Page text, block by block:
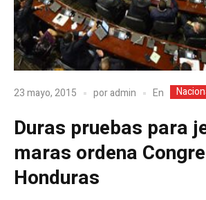
23 mayo, 2015 poradmin En
Duras pruebas para
maras ordena
Honduras